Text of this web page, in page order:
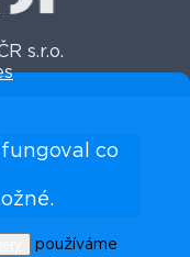
s.r.o.
co
používáme